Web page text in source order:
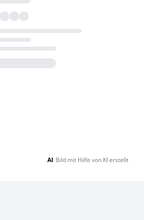
AI Bild mit Hilfe von KI erstellt